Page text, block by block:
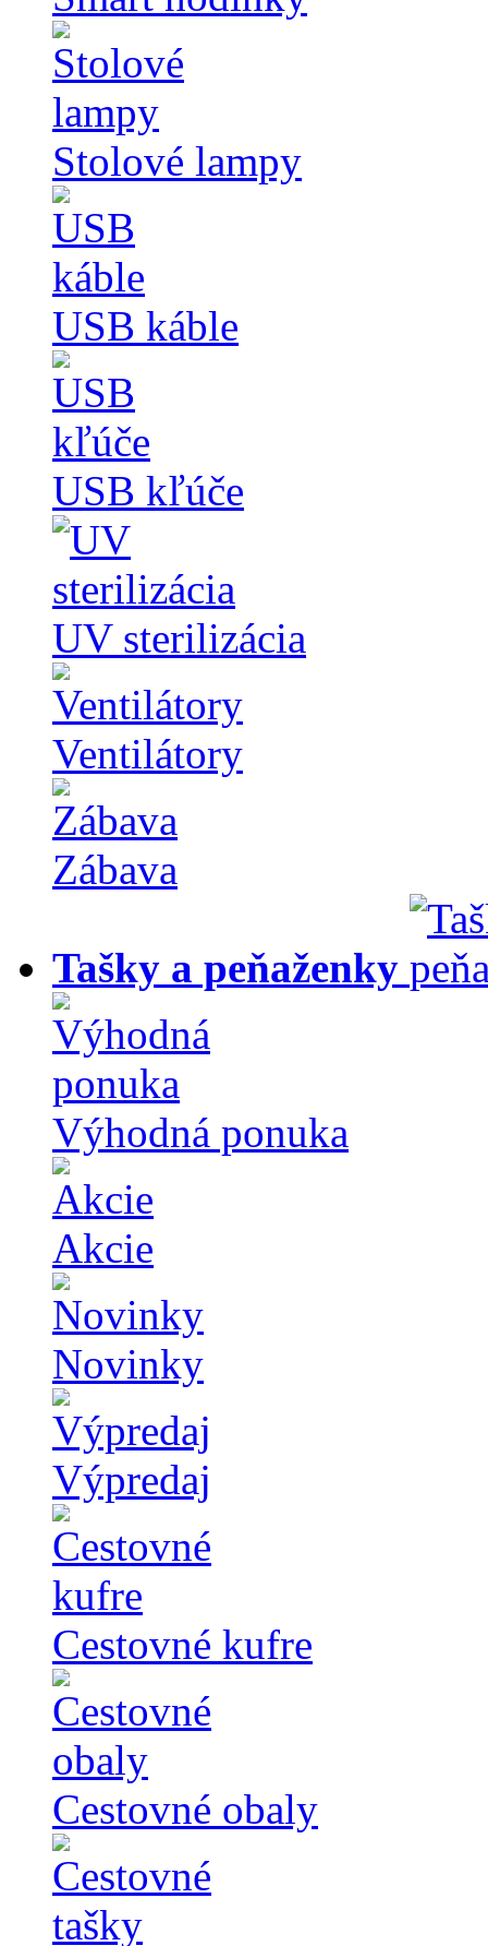
Stolové lampy
USB káble
USB kľúče
UV sterilizácia
Ventilátory
Zábava
Tašky a peňaženky
Výhodná ponuka
Akcie
Novinky
Výpredaj
Cestovné kufre
Cestovné obaly